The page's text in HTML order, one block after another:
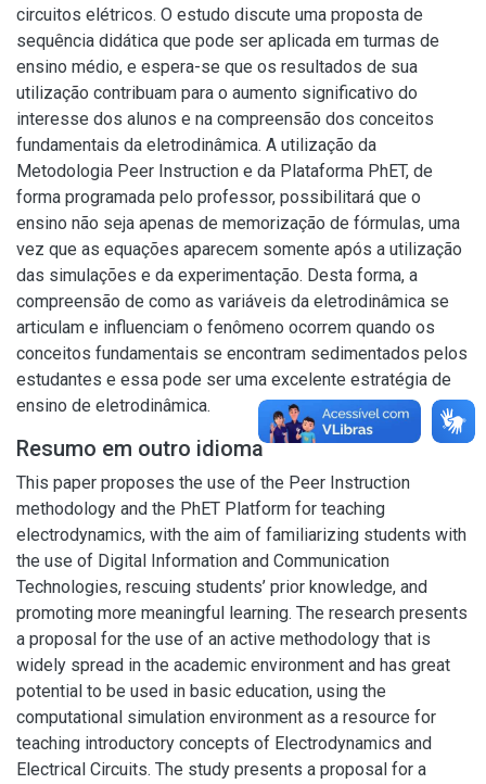
circuitos elétricos. O estudo discute uma proposta de
sequência didática que pode ser aplicada em turmas de
ensino médio, e espera-se que os resultados de sua
utilização contribuam para o aumento significativo do
interesse dos alunos e na compreensão dos conceitos
fundamentais da eletrodinâmica. A utilização da
Metodologia Peer Instruction e da Plataforma PhET, de
forma programada pelo professor, possibilitará que o
ensino não seja apenas de memorização de fórmulas, uma
vez que as equações aparecem somente após a utilização
das simulações e da experimentação. Desta forma, a
compreensão de como as variáveis da eletrodinâmica se
articulam e influenciam o fenômeno ocorrem quando os
conceitos fundamentais se encontram sedimentados pelos
estudantes e essa pode ser uma excelente estratégia de
ensino de eletrodinâmica.
Resumo em outro idioma
This paper proposes the use of the Peer Instruction
methodology and the PhET Platform for teaching
electrodynamics, with the aim of familiarizing students with
the use of Digital Information and Communication
Technologies, rescuing students’ prior knowledge, and
promoting more meaningful learning. The research presents
a proposal for the use of an active methodology that is
widely spread in the academic environment and has great
potential to be used in basic education, using the
computational simulation environment as a resource for
teaching introductory concepts of Electrodynamics and
Electrical Circuits. The study presents a proposal for a